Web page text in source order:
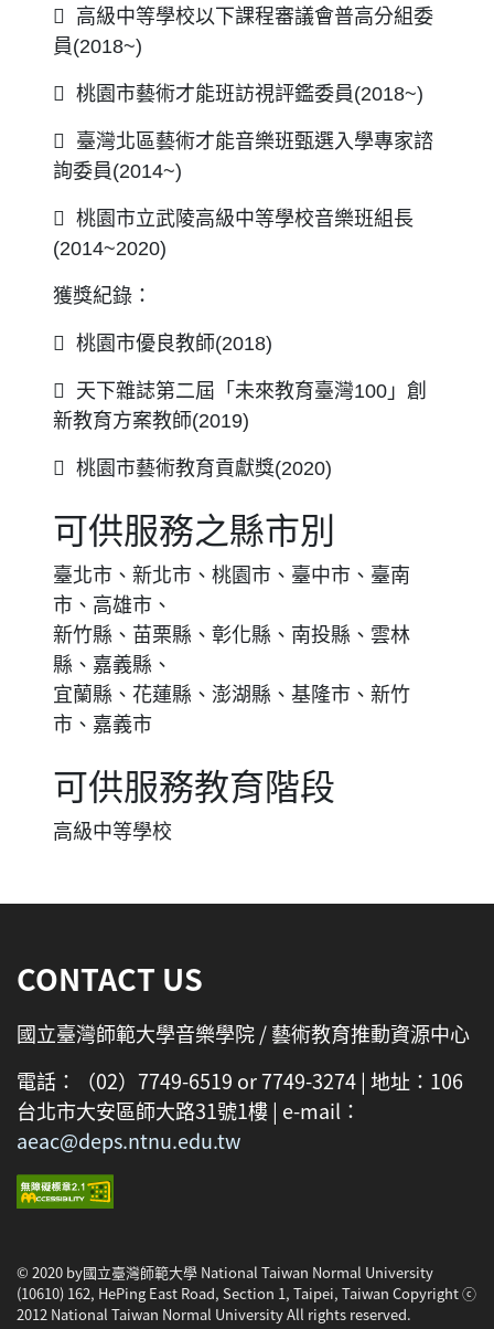
 高級中等學校以下課程審議會普高分組委
員(2018~)
 桃園市藝術才能班訪視評鑑委員(2018~)
 臺灣北區藝術才能音樂班甄選入學專家諮
詢委員(2014~)
 桃園市立武陵高級中等學校音樂班組長
(2014~2020)
獲獎紀錄：
 桃園市優良教師(2018)
 天下雜誌第二屆「未來教育臺灣100」創
新教育方案教師(2019)
 桃園市藝術教育貢獻獎(2020)
可供服務之縣市別
臺北市、新北市、桃園市、臺中市、臺南
市、高雄市、
新竹縣、苗栗縣、彰化縣、南投縣、雲林
縣、嘉義縣、
宜蘭縣、花蓮縣、澎湖縣、基隆市、新竹
市、嘉義市
可供服務教育階段
高級中等學校
CONTACT US
國立臺灣師範大學音樂學院 / 藝術教育推動資源中心
電話：（02）7749-6519 or 7749-3274 | 地址：106
台北市大安區師大路31號1樓 | e-mail：
aeac@deps.ntnu.edu.tw
© 2020 by國立臺灣師範大學 National Taiwan Normal University
(10610) 162, HePing East Road, Section 1, Taipei, Taiwan Copyright ⓒ
2012 National Taiwan Normal University All rights reserved.